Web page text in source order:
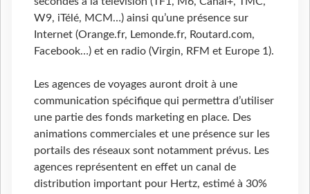
W9, iTélé, MCM…) ainsi qu’une présence sur
Internet (Orange.fr, Lemonde.fr, Routard.com,
Facebook…) et en radio (Virgin, RFM et Europe 1).
Les agences de voyages auront droit à une
communication spécifique qui permettra d’utiliser
une partie des fonds marketing en place. Des
animations commerciales et une présence sur les
portails des réseaux sont notamment prévus. Les
agences représentent en effet un canal de
distribution important pour Hertz, estimé à 30%